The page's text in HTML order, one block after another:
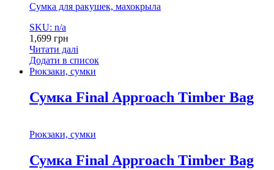
Сумка для ракушек, махокрыла
SKU: n/a
1,699 грн
Читати далі
Додати в список
Рюкзаки, сумки
Сумка Final Approach Timber Bag
Рюкзаки, сумки
Сумка Final Approach Timber Bag